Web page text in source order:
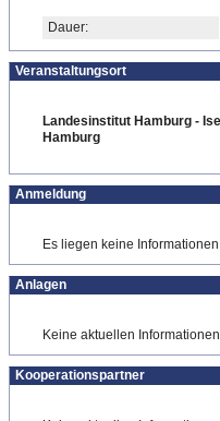
Dauer:
Veranstaltungsort
Landesinstitut Hamburg -
Hamburg
Anmeldung
Es liegen keine
Anlagen
Keine aktuellen
Kooperationspartner